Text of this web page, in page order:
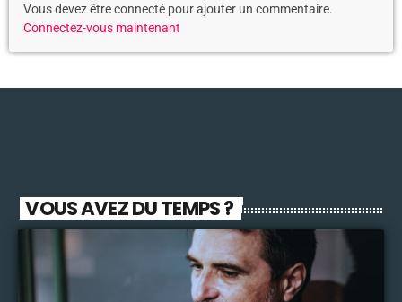
Vous devez être connecté pour ajouter un commentaire.
Connectez-vous maintenant
VOUS AVEZ DU TEMPS ?